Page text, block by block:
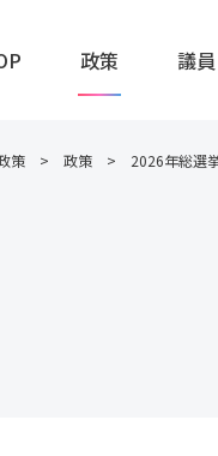
政策 議員
策 政策 2026年総選